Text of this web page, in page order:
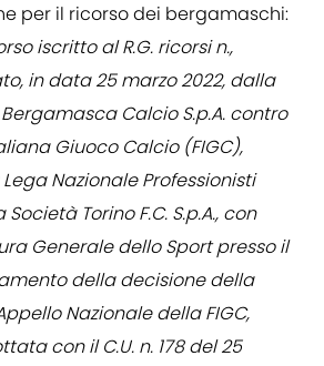
per il ricorso dei bergamaschi:
iscritto al R.G. ricorsi n.,
in data 25 marzo 2022, dalla
Calcio S.p.A. contro
Giuoco Calcio (FIGC),
Nazionale Professionisti
Società Torino F.C. S.p.A., con
Generale dello Sport presso il
della decisione della
Nazionale della FIGC,
con il C.U. n. 178 del 25